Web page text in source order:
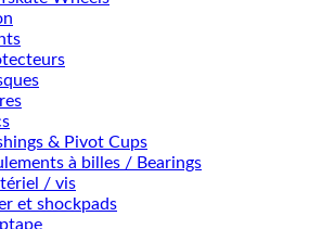
& Pivot Cups
à billes / Bearings
/ vis
et shockpads